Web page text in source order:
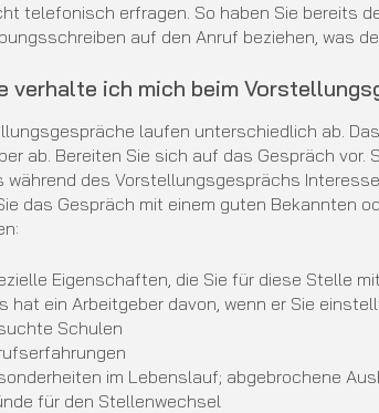
telefonisch erfragen. So haben Sie bereits
auf den Anruf beziehen, was
verhalte ich mich beim
laufen unterschiedlich ab.
ab. Bereiten Sie sich auf das Gespräch
während des Vorstellungsgesprächs
das Gespräch mit einem guten Bekannten
Eigenschaften, die Sie für diese Stelle
hat ein Arbeitgeber davon, wenn er Sie
Schulen
im Lebenslauf; abgebrochene
für den Stellenwechsel